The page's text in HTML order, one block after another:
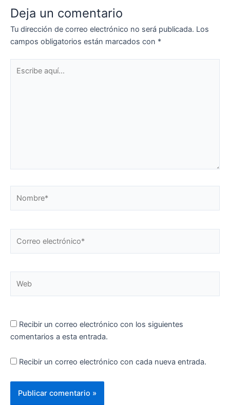
Deja un comentario
Tu dirección de correo electrónico no será publicada. Los
campos obligatorios están marcados con *
electrónico*
Recibir un correo electrónico con los siguientes
comentarios a esta entrada.
Recibir un correo electrónico con cada nueva entrada.